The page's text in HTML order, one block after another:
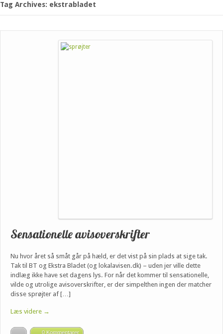
Tag Archives: ekstrabladet
Sensationelle avisoverskrifter
Nu hvor året så småt går på hæld, er det vist på sin plads at sige tak.
Tak til BT og Ekstra Bladet (og lokalavisen.dk) – uden jer ville dette
indlæg ikke have set dagens lys. For når det kommer til sensationelle,
vilde og utrolige avisoverskrifter, er der simpelthen ingen der matcher
disse sprøjter af […]
Læs videre →
0 Kommentarer